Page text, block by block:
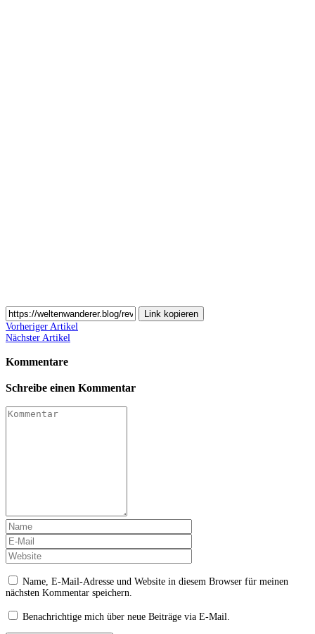
Link kopieren
Vorheriger Artikel
Nächster Artikel
Kommentare
Schreibe einen Kommentar
Name, E-Mail-Adresse und Website in diesem Browser für meinen
nächsten Kommentar speichern.
Benachrichtige mich über neue Beiträge via E-Mail.